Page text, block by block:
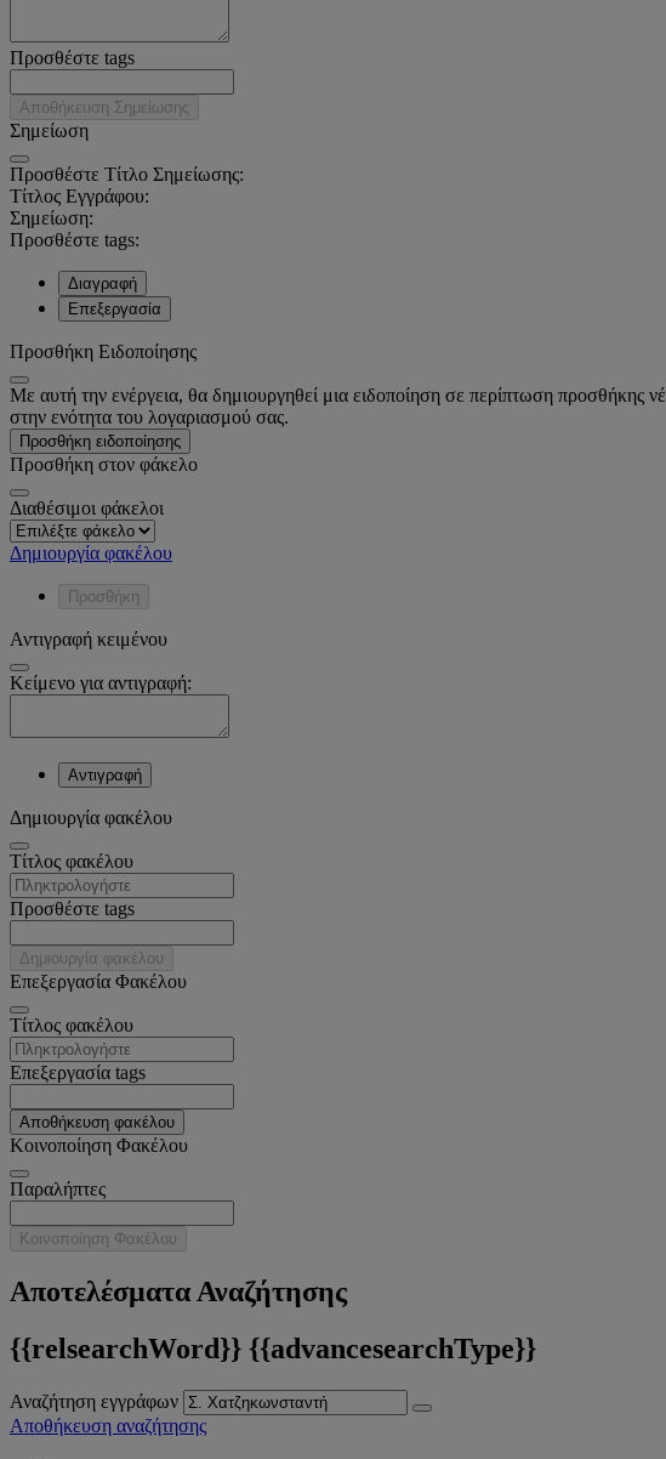
Προσθέστε tags
Αποθήκευση Σημείωσης
Σημείωση
Προσθέστε Τίτλο Σημείωσης:
Τίτλος Εγγράφου:
Σημείωση:
Προσθέστε tags:
Διαγραφή
Επεξεργασία
Προσθήκη Ειδοποίησης
Με αυτή την ενέργεια, θα δημιουργηθεί μια ειδοποίηση σε περίπτωση προσθήκης
στην ενότητα του λογαριασμού σας.
Προσθήκη ειδοποίησης
Προσθήκη στον φάκελο
Διαθέσιμοι φάκελοι
Δημιουργία φακέλου
Προσθήκη
Αντιγραφή κειμένου
Κείμενο για αντιγραφή:
Αντιγραφή
Δημιουργία φακέλου
Tίτλος φακέλου
Προσθέστε tags
Δημιουργία φακέλου
Επεξεργασία Φακέλου
Tίτλος φακέλου
Επεξεργασία tags
Αποθήκευση φακέλου
Κοινοποίηση Φακέλου
Παραλήπτες
Κοινοποίηση Φακέλου
Αποτελέσματα Αναζήτησης
{{relsearchWord}} {{advancesearchType}}
Αναζήτηση εγγράφων
Αποθήκευση αναζήτησης